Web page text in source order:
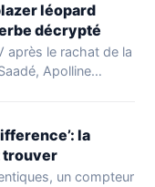
léopard
décrypté
après le rachat de la
Apolline…
la
trouver
un compteur